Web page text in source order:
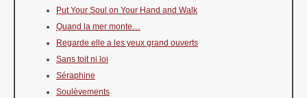
Put Your Soul on Your Hand and Walk
Quand la mer monte…
Regarde elle a les yeux grand ouverts
Sans toit ni loi
Séraphine
Soulèvements